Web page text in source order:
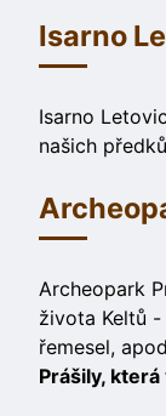
Isarno
Isarno
našich
Archeopark
života Keltů
řemesel,
Prášily,